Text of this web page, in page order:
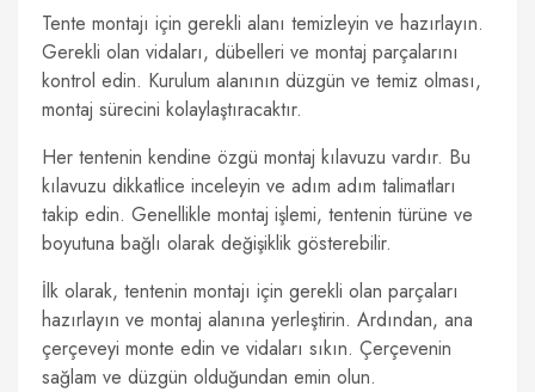
Tente montajı için gerekli alanı temizleyin ve hazırlayın.
Gerekli olan vidaları, dübelleri ve montaj parçalarını
kontrol edin. Kurulum alanının düzgün ve temiz olması,
montaj sürecini kolaylaştıracaktır.
Her tentenin kendine özgü montaj kılavuzu vardır. Bu
kılavuzu dikkatlice inceleyin ve adım adım talimatları
takip edin. Genellikle montaj işlemi, tentenin türüne ve
boyutuna bağlı olarak değişiklik gösterebilir.
İlk olarak, tentenin montajı için gerekli olan parçaları
hazırlayın ve montaj alanına yerleştirin. Ardından, ana
çerçeveyi monte edin ve vidaları sıkın. Çerçevenin
sağlam ve düzgün olduğundan emin olun.